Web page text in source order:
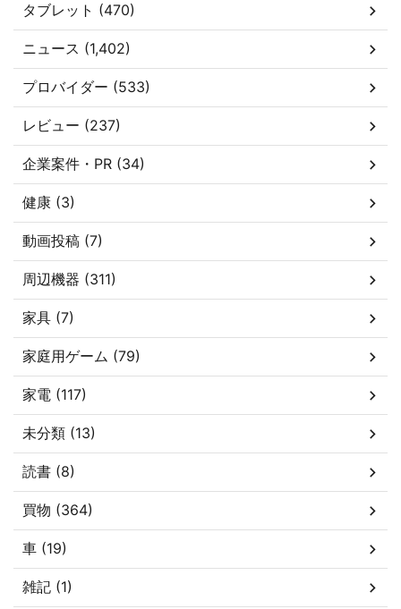
タブレット (470)
ニュース (1,402)
プロバイダー (533)
レビュー (237)
企業案件・PR (34)
健康 (3)
動画投稿 (7)
周辺機器 (311)
家具 (7)
家庭用ゲーム (79)
家電 (117)
未分類 (13)
読書 (8)
買物 (364)
車 (19)
雑記 (1)